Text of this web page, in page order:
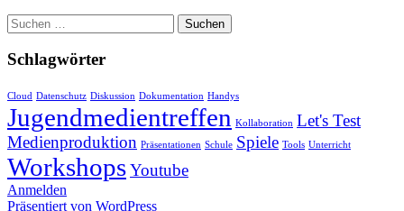
Suchen
nach:
Schlagwörter
Cloud Datenschutz Diskussion Dokumentation Handys
Jugendmedientreffen Kollaboration Let's Test
Medienproduktion Präsentationen Schule Spiele Tools Unterricht
WorkshopsYoutube
Anmelden
Präsentiert von WordPress